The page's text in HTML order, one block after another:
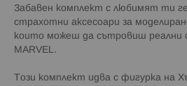
Забавен комплект с любимят ти
страхотни аксесоари за
които можеш да сътровиш
MARVEL.
Този комплект идва с фигурка на